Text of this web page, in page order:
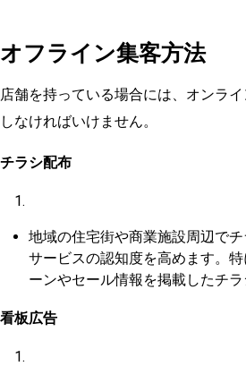
オフライン集客方法
店舗を持っている場合には、オンラ
しなければいけません。
チラシ配布
地域の住宅街や商業施設周辺で
サービスの認知度を高めます。
ーンやセール情報を掲載したチラ
看板広告